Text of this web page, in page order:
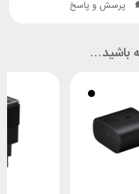
پرسش و پاسخ
باشید…